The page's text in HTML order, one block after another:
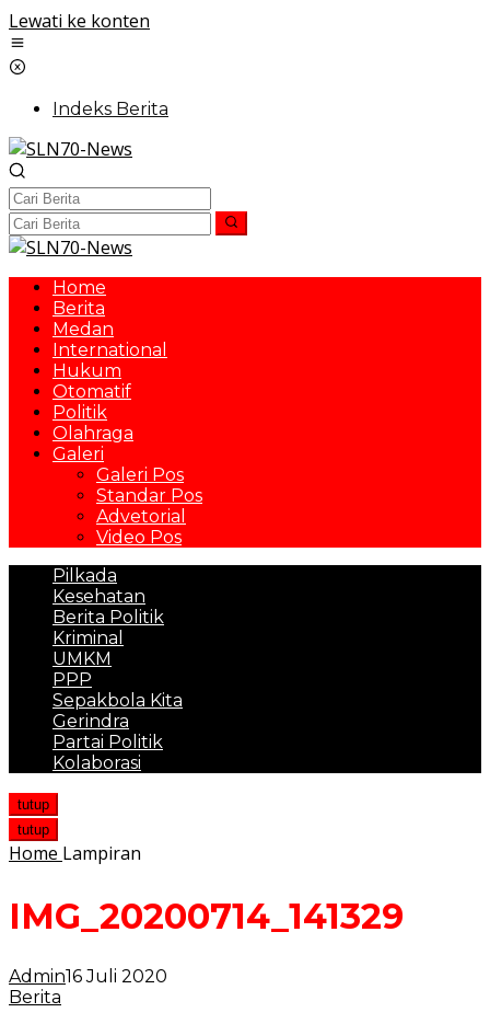
Lewati ke konten
Indeks Berita
Home
Berita
Medan
International
Hukum
Otomatif
Politik
Olahraga
Galeri
Galeri Pos
Standar Pos
Advetorial
Video Pos
Pilkada
Kesehatan
Berita Politik
Kriminal
UMKM
PPP
Sepakbola Kita
Gerindra
Partai Politik
Kolaborasi
tutup
tutup
Home Lampiran
IMG_20200714_141329
Admin16 Juli 2020
Berita